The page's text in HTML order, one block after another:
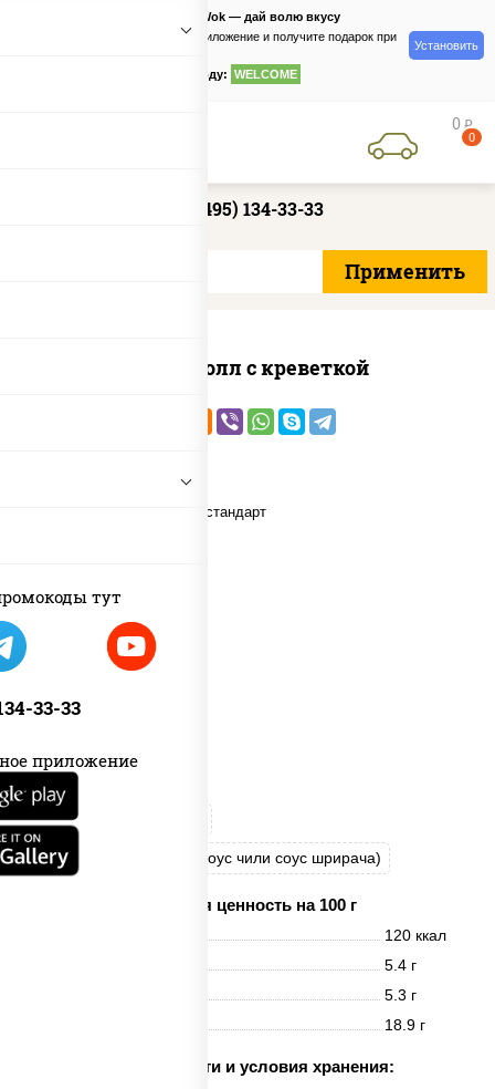
тут
33-33
приложение
PizzaSushiWok — дай волю вкусу
Скачайте приложение и получите подарок при
по промокоду: WELCOME
Установить
0 руб
0
+7 (495) 134-33-33
Спайс ролл с креветкой
рис
соус "Спайс" (майонез соус чили соус шрирача)
Пищевая ценность на 100 г
120 ккал
5.4 г
5.3 г
18.9 г
Срок годности и условия хранения: